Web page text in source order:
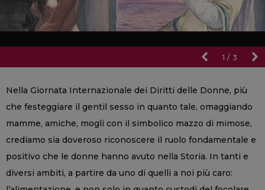
1 / 3
Nella Giornata Internazionale dei Diritti delle Donne, più
che festeggiare il gentil sesso in quanto tale, omaggiando
mamme, amiche, mogli con il simbolico mazzo di mimose,
crediamo sia doveroso riconoscere il ruolo fondamentale e
positivo che le donne hanno avuto nella Storia. In tanti e
diversi ambiti, a partire da uno di quelli a noi più caro: